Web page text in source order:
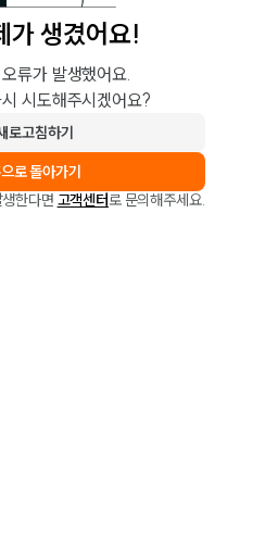
가 생겼어요!
류가 발생했어요.
시도해주시겠어요?
로고침하기
로 돌아가기
한다면 고객센터로 문의해주세요.